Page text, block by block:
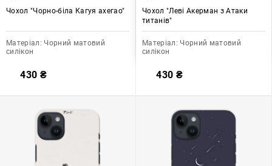
Чохол "Чорно-біла Кагуя ахегао"
Матеріал: Чорний матовий
силікон
430 ₴
Чохол "Леві Акерман з Атаки
титанів"
Матеріал: Чорний матовий
силікон
430 ₴